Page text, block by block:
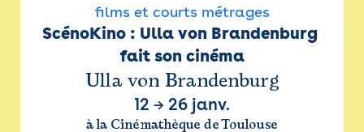
films et courts métrages
ScénoKino : Ulla von Brandenburg
fait son cinéma
Ulla von Brandenburg
12 → 26 janv.
à la Cinémathèque de Toulouse